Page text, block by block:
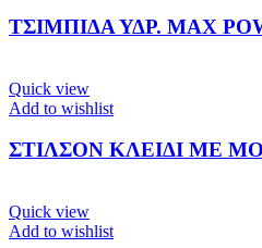
ΤΣΙΜΠΙΔΑ ΥΔΡ. MAX
Quick view
Add to wishlist
ΣΤΙΛΣΟΝ ΚΛΕΙΔΙ ΜΕ
Quick view
Add to wishlist